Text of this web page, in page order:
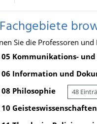
Sie die Professoren
05 Kommunikations-
06 Information und
08 Philosophie 48
10